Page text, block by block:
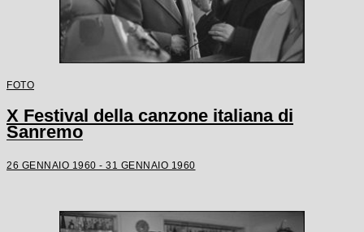
FOTO
X Festival della canzone italiana di
Sanremo
26 GENNAIO 1960 - 31 GENNAIO 1960